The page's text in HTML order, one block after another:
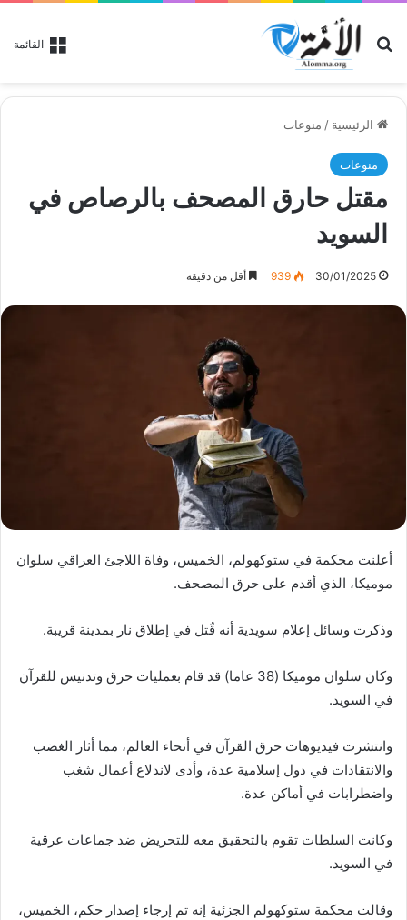
القائمة بحث عن
الرئيسية / منوعات
منوعات
مقتل حارق المصحف بالرصاص في
السويد
30/01/2025
939 أقل من دقيقة
أعلنت محكمة في ستوكهولم، الخميس، وفاة اللاجئ العراقي سلوان
موميكا، الذي أقدم على حرق المصحف.
وذكرت وسائل إعلام سويدية أنه قٌتل في إطلاق نار بمدينة قريبة.
وكان سلوان موميكا (38 عاما) قد قام بعمليات حرق وتدنيس للقرآن
في السويد.
وانتشرت فيديوهات حرق القرآن في أنحاء العالم، مما أثار الغضب
والانتقادات في دول إسلامية عدة، وأدى لاندلاع أعمال شغب
واضطرابات في أماكن عدة.
وكانت السلطات تقوم بالتحقيق معه للتحريض ضد جماعات عرقية
في السويد.
وقالت محكمة ستوكهولم الجزئية إنه تم إرجاء إصدار حكم، الخميس،